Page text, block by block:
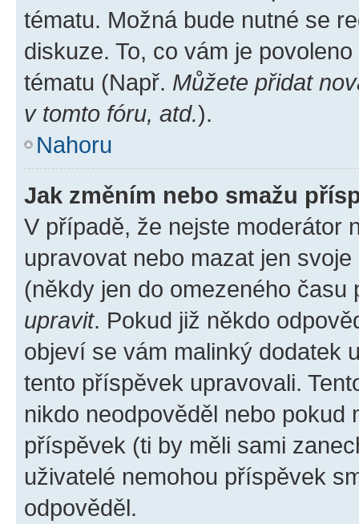
tématu. Možná bude nutné se
diskuze. To, co vám je
tématu (Např. Můžete přidat
v tomto fóru, atd.).
Nahoru
Jak změním nebo smažu
V případě, že nejste moderátor
upravovat nebo mazat jen
(někdy jen do omezeného
upravit. Pokud již někdo
objeví se vám malinký dodatek
tento příspěvek upravovali.
nikdo neodpověděl nebo pokud
příspěvek (ti by měli sami
uživatelé nemohou příspěvek
odpověděl.